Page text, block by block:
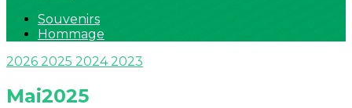
Souvenirs
Hommage
2026 2025 20242023
Mai2025